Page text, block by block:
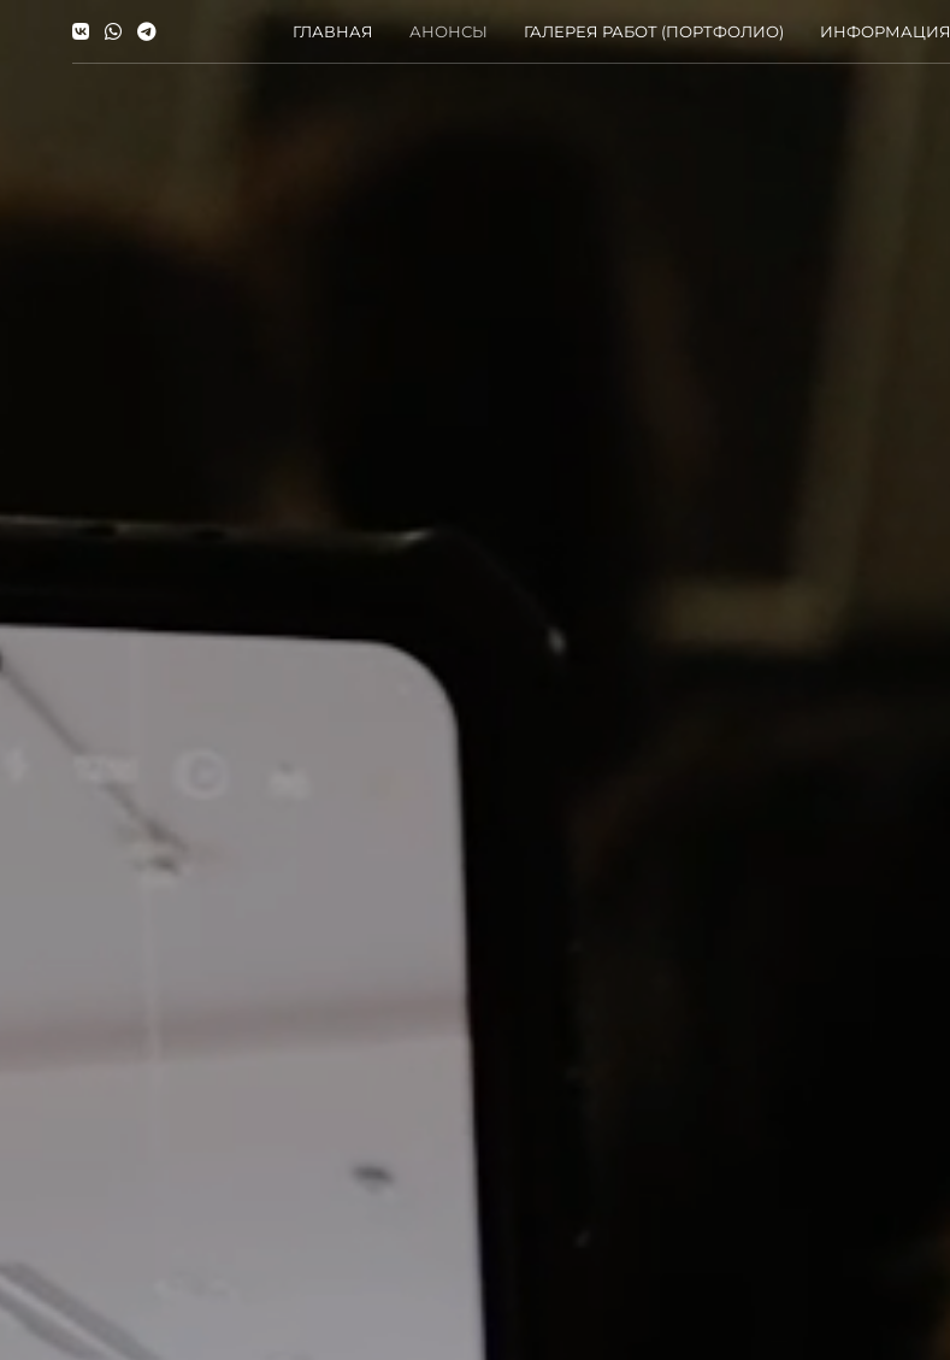
ГЛАВНАЯ АНОНСЫ ГАЛЕРЕЯ РАБОТ (ПОРТФОЛИО) ИНФОРМАЦИЯ